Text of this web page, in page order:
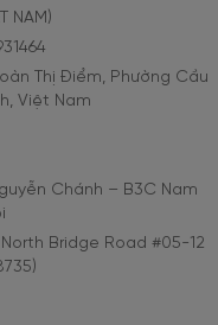
NAM)
Thị Điểm, Phường Cầu
Việt Nam
Chánh – B3C Nam
Bridge Road #05-12